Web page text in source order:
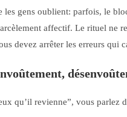
gens oublient: parfois, le
affectif. Le rituel ne
devez arrêter les erreurs qui
qu’il revienne”, vous parlez